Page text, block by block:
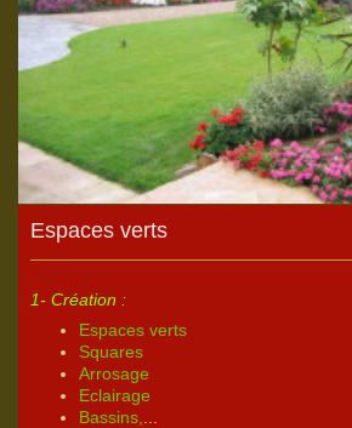
Espaces verts
1- Création :
Espaces verts
Squares
Arrosage
Eclairage
Bassins,